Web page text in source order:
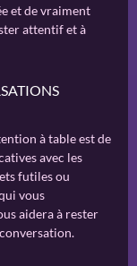
et de vraiment
attentif et à
à table est de
avec les
futiles ou
vous
aidera à rester